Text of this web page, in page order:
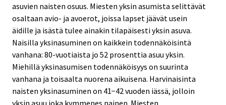
asuvien naisten osuus. Miesten yksin asumista selittävät
osaltaan avio- ja avoerot, joissa lapset jäävät usein
äidille ja isästä tulee ainakin tilapäisesti yksin asuva.
Naisilla yksinasuminen on kaikkein todennäköisintä
vanhana: 80-vuotiaista jo 52 prosenttia asuu yksin.
Miehillä yksinasumisen todennäköisyys on suurinta
vanhana ja toisaalta nuorena aikuisena. Harvinaisinta
naisten yksinasuminen on 41−42 vuoden iässä, jolloin
yksin asuu joka kymmenes nainen. Miesten